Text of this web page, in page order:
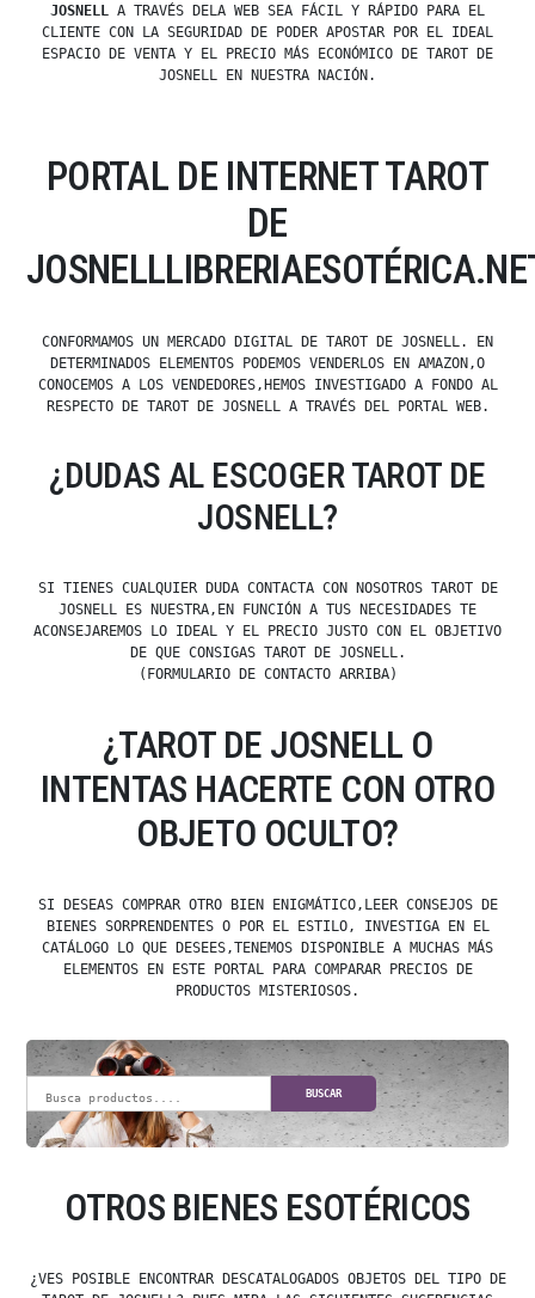
JOSNELL A TRAVÉS DELA WEB SEA FÁCIL Y RÁPIDO PARA EL
CLIENTE CON LA SEGURIDAD DE PODER APOSTAR POR EL IDEAL
ESPACIO DE VENTA Y EL PRECIO MÁS ECONÓMICO DE TAROT DE
JOSNELL EN NUESTRA NACIÓN.
PORTAL DE INTERNET TAROT
DE
CONFORMAMOS UN MERCADO DIGITAL DE TAROT DE JOSNELL. EN
DETERMINADOS ELEMENTOS PODEMOS VENDERLOS EN AMAZON,O
CONOCEMOS A LOS VENDEDORES,HEMOS INVESTIGADO A FONDO AL
RESPECTO DE TAROT DE JOSNELL A TRAVÉS DEL PORTAL WEB.
¿DUDAS AL ESCOGER TAROT DE
JOSNELL?
SI TIENES CUALQUIER DUDA CONTACTA CON NOSOTROS TAROT DE
JOSNELL ES NUESTRA,EN FUNCIÓN A TUS NECESIDADES TE
ACONSEJAREMOS LO IDEAL Y EL PRECIO JUSTO CON EL OBJETIVO
DE QUE CONSIGAS TAROT DE JOSNELL.
(FORMULARIO DE CONTACTO ARRIBA)
¿TAROT DE JOSNELL O
INTENTAS HACERTE CON OTRO
OBJETO OCULTO?
SI DESEAS COMPRAR OTRO BIEN ENIGMÁTICO,LEER CONSEJOS DE
BIENES SORPRENDENTES O POR EL ESTILO, INVESTIGA EN EL
CATÁLOGO LO QUE DESEES,TENEMOS DISPONIBLE A MUCHAS MÁS
ELEMENTOS EN ESTE PORTAL PARA COMPARAR PRECIOS DE
PRODUCTOS MISTERIOSOS.
BUSCAR
OTROS BIENES ESOTÉRICOS
¿VES POSIBLE ENCONTRAR DESCATALOGADOS OBJETOS DEL TIPO DE